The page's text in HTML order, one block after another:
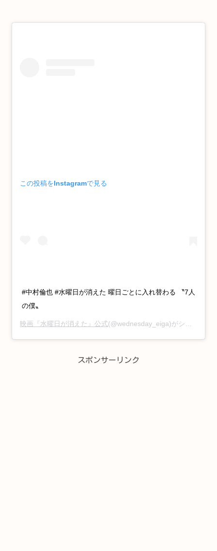
この投稿をInstagramで見る
#中村倫也 #水曜日が消えた 曜日ごとに入れ替わる 〝7人
の僕〟
映画『水曜日が消えた』公式(@wednesday_eiga)がシェアした投稿 –
スポンサーリンク